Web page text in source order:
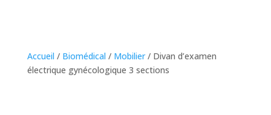
Accueil / Biomédical / Mobilier/ Divan d’examen
électrique gynécologique 3 sections